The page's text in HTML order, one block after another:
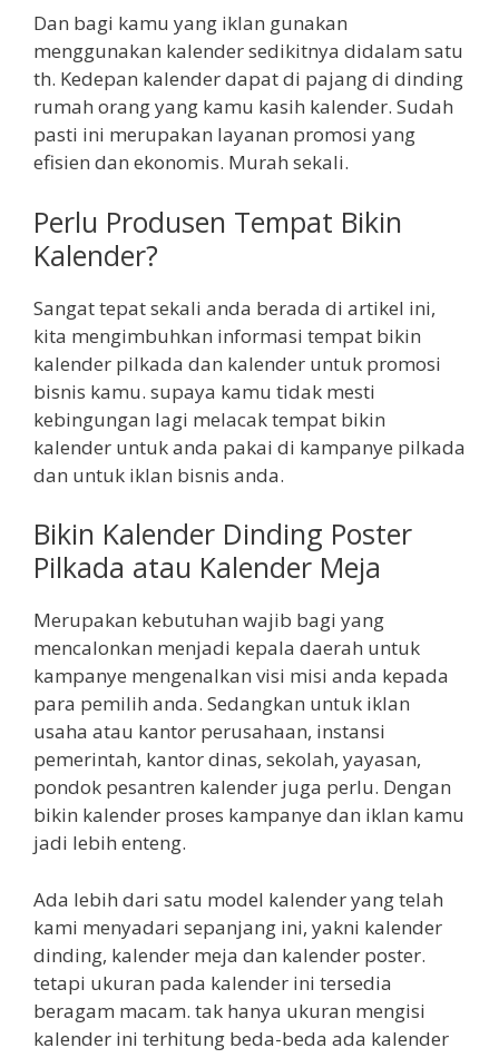
Dan bagi kamu yang iklan gunakan
menggunakan kalender sedikitnya didalam satu
th. Kedepan kalender dapat di pajang di dinding
rumah orang yang kamu kasih kalender. Sudah
pasti ini merupakan layanan promosi yang
efisien dan ekonomis. Murah sekali.
Perlu Produsen Tempat Bikin
Kalender?
Sangat tepat sekali anda berada di artikel ini,
kita mengimbuhkan informasi tempat bikin
kalender pilkada dan kalender untuk promosi
bisnis kamu. supaya kamu tidak mesti
kebingungan lagi melacak tempat bikin
kalender untuk anda pakai di kampanye pilkada
dan untuk iklan bisnis anda.
Bikin Kalender Dinding Poster
Pilkada atau Kalender Meja
Merupakan kebutuhan wajib bagi yang
mencalonkan menjadi kepala daerah untuk
kampanye mengenalkan visi misi anda kepada
para pemilih anda. Sedangkan untuk iklan
usaha atau kantor perusahaan, instansi
pemerintah, kantor dinas, sekolah, yayasan,
pondok pesantren kalender juga perlu. Dengan
bikin kalender proses kampanye dan iklan kamu
jadi lebih enteng.
Ada lebih dari satu model kalender yang telah
kami menyadari sepanjang ini, yakni kalender
dinding, kalender meja dan kalender poster.
tetapi ukuran pada kalender ini tersedia
beragam macam. tak hanya ukuran mengisi
kalender ini terhitung beda-beda ada kalender